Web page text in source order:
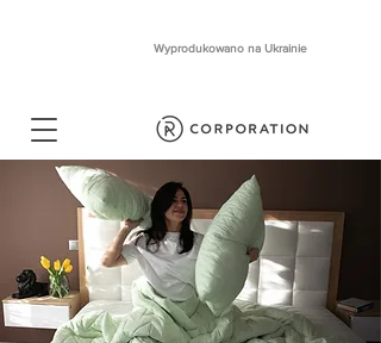
Wyprodukowano na Ukrainie